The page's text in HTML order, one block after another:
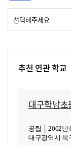
추천 연관 학교
대구학남초
공립 │ 2002년
대구광역시 북